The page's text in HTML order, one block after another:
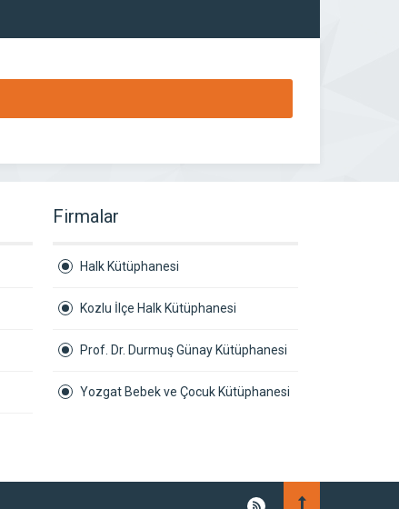
Firmalar
Halk Kütüphanesi
Kozlu İlçe Halk Kütüphanesi
Prof. Dr. Durmuş Günay Kütüphanesi
Yozgat Bebek ve Çocuk Kütüphanesi